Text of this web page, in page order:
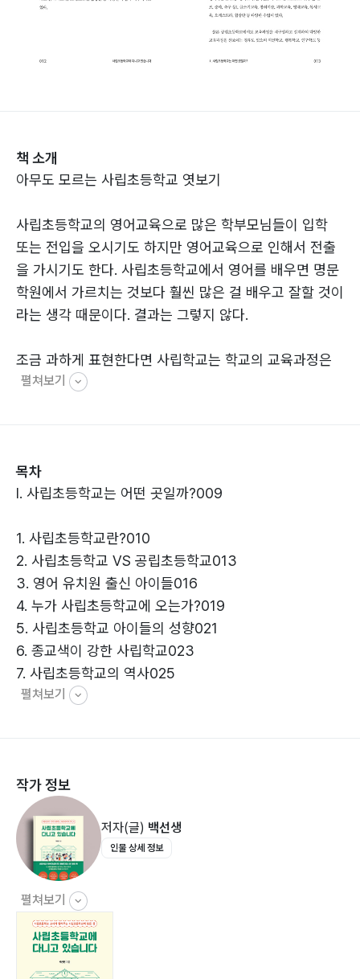
책 소개
아무도 모르는 사립초등학교 엿보기
사립초등학교의 영어교육으로 많은 학부모님들이 입학
또는 전입을 오시기도 하지만 영어교육으로 인해서 전출
을 가시기도 한다. 사립초등학교에서 영어를 배우면 명문
학원에서 가르치는 것보다 훨씬 많은 걸 배우고 잘할 것이
라는 생각 때문이다. 결과는 그렇지 않다.
조금 과하게 표현한다면 사립학교는 학교의 교육과정은
그대로 두고 학교 이름만 바꿔도 서로 어느 학교인지 모를
펼쳐보기
목차
Ⅰ. 사립초등학교는 어떤 곳일까?009
1. 사립초등학교란?010
2. 사립초등학교 VS 공립초등학교013
3. 영어 유치원 출신 아이들016
4. 누가 사립초등학교에 오는가?019
5. 사립초등학교 아이들의 성향021
6. 종교색이 강한 사립학교023
7. 사립초등학교의 역사025
1. 영어교육과정 운영028
2. 사립초등학교를 졸업하면 영어를 잘하는가?031
3. Phonics도 몰라요033
4. 영어 공부법036
5. 제2외국어: 중국어 수업038
6. 영어 유치원 다녀야 할까?040
7. 원어민 선생님 VS 한국인 영어 선생님043
펼쳐보기
작가 정보
저자(글) 백선생
인물 상세 정보
펼쳐보기